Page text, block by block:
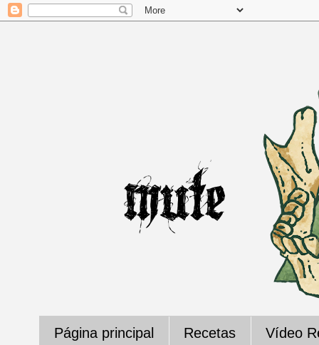
Página principal Recetas Vídeo